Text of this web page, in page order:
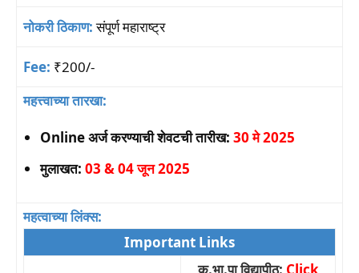
नोकरी ठिकाण:संपूर्ण महाराष्ट्र
Fee: ₹200/-
महत्त्वाच्या तारखा:
Online अर्ज करण्याची शेवटची तारीख: 30 मे 2025
मुलाखत: 03 & 04 जून 2025
महत्वाच्या लिंक्स:
Important Links